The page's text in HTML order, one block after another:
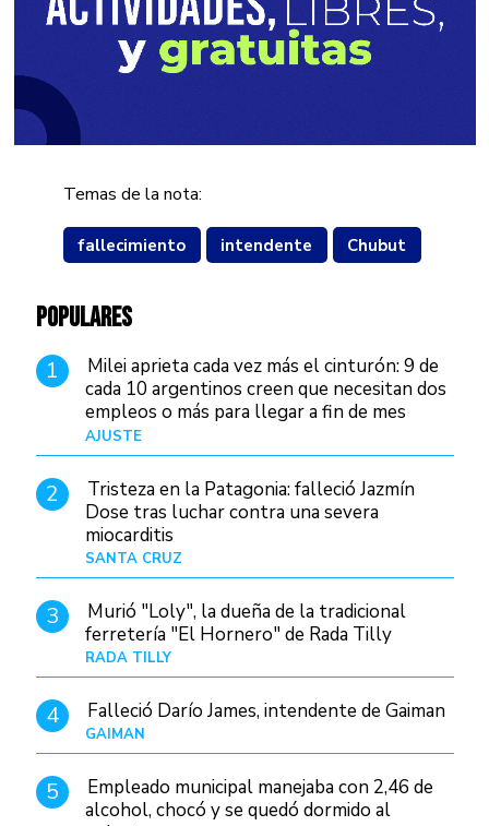
Temas de la nota:
fallecimiento intendente Chubut
POPULARES
1
Milei aprieta cada vez más el cinturón: 9 de
cada 10 argentinos creen que necesitan dos
empleos o más para llegar a fin de mes
AJUSTE
2
Tristeza en la Patagonia: falleció Jazmín
Dose tras luchar contra una severa
miocarditis
SANTA CRUZ
3
Murió "Loly", la dueña de la tradicional
ferretería "El Hornero" de Rada Tilly
RADA TILLY
4 Falleció Darío James, intendente de Gaiman
GAIMAN
5
Empleado municipal manejaba con 2,46 de
alcohol, chocó y se quedó dormido al